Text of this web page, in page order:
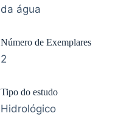
da água
Número de Exemplares
2
Tipo do estudo
Hidrológico